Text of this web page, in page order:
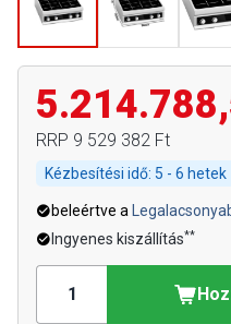
RRP 9 529 382 Ft
Kézbesítési idő: 5 - 6 hetek
beleértve a
Ingyenes kiszállítás**